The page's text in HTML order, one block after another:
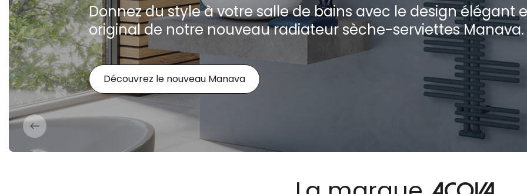
Donnez du style à votre salle de bains avec le design élégant
original de notre nouveau radiateur sèche-serviettes Manava.
Découvrez le nouveau Manava